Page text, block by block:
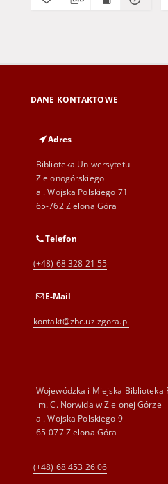
DANE KONTAKTOWE
Adres
Biblioteka Uniwersytetu
Zielonogórskiego
al. Wojska Polskiego 71
65-762 Zielona Góra
Telefon
(+48) 68 328 21 55
E-Mail
kontakt@zbc.uz.zgora.pl
Wojewódzka i Miejska Biblioteka
im. C. Norwida w Zielonej Górze
al. Wojska Polskiego 9
65-077 Zielona Góra
(+48) 68 453 26 06